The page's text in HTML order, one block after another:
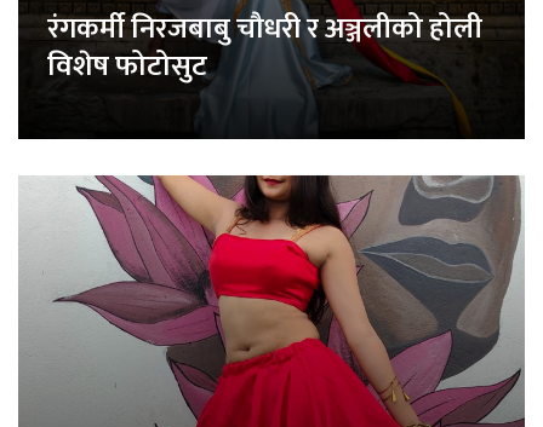
रंगकर्मी निरजबाबु चौधरी र अञ्जलीको होली
विशेष फोटोसुट